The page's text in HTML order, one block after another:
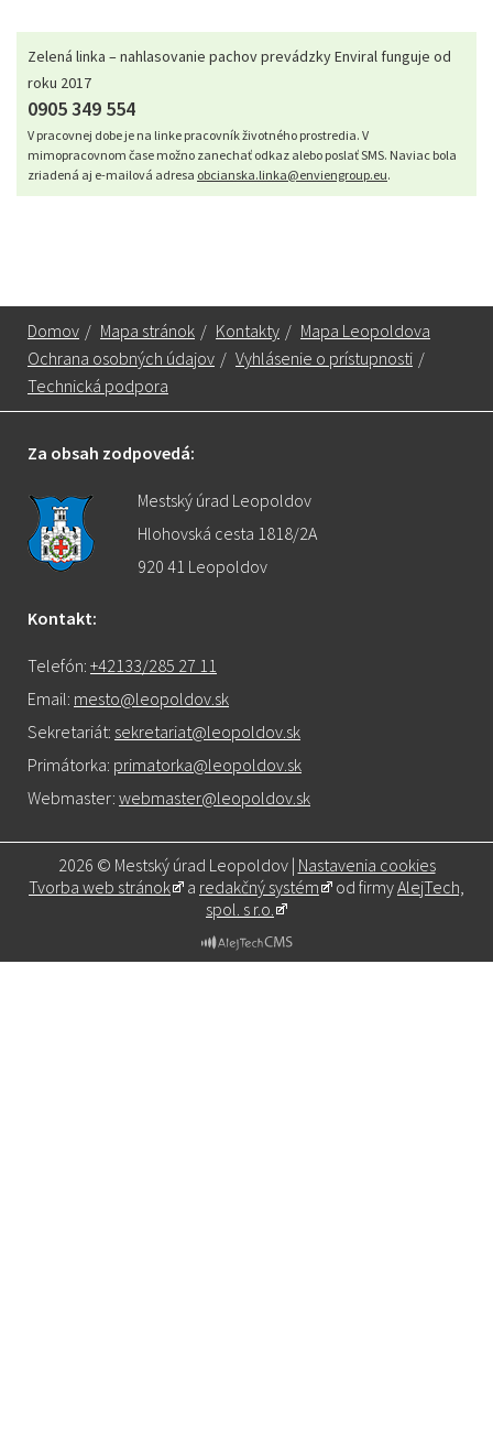
Zelená linka – nahlasovanie pachov prevádzky Enviral funguje od
roku 2017
0905 349 554
V pracovnej dobe je na linke pracovník životného prostredia. V
mimopracovnom čase možno zanechať odkaz alebo poslať SMS. Naviac bola
zriadená aj e-mailová adresa obcianska.linka@enviengroup.eu.
Domov / Mapa stránok / Kontakty / Mapa Leopoldova
Ochrana osobných údajov / Vyhlásenie o prístupnosti /
Technická podpora
Za obsah zodpovedá:
Mestský úrad Leopoldov
Hlohovská cesta 1818/2A
920 41 Leopoldov
Kontakt:
Telefón: +42133/285 27 11
Email: mesto@leopoldov.sk
Sekretariát: sekretariat@leopoldov.sk
Primátorka: primatorka@leopoldov.sk
Webmaster: webmaster@leopoldov.sk
2026 © Mestský úrad Leopoldov | Nastavenia cookies
Tvorba web stránok
a redakčný systém od firmyAlejTech,
spol. s r.o.